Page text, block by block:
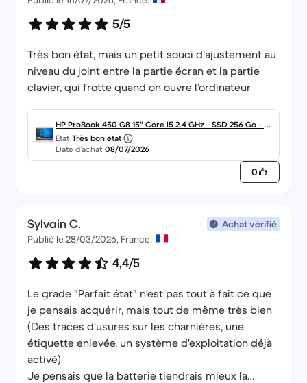
5/5
Très bon état, mais un petit souci d’ajustement au
niveau du joint entre la partie écran et la partie
clavier, qui frotte quand on ouvre l’ordinateur
HP ProBook 450 G8 15" Core i5 2.4 GHz - SSD 256 Go - 8
Go AZERTY - Français
État Très bon état
Date d’achat 08/07/2026
0
Sylvain C.
Achat vérifié
Publié le 28/03/2026, France.
4,4/5
Le grade "Parfait état" n'est pas tout à fait ce que
je pensais acquérir, mais tout de même très bien
(Des traces d'usures sur les charnières, une
étiquette enlevée, un système d'exploitation déjà
activé)
Je pensais que la batterie tiendrais mieux la